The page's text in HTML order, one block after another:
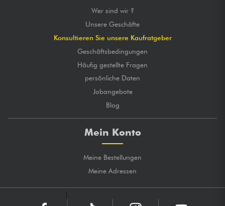
Wer sind wir ?
Unsere Geschäfte
Konsultieren Sie unsere Kaufratgeber
Geschäftsbedingungen
Häufig gestellte Fragen
persönliche Daten
Jobangebote
Blog
Mein Konto
Meine Bestellungen
Meine Adressen